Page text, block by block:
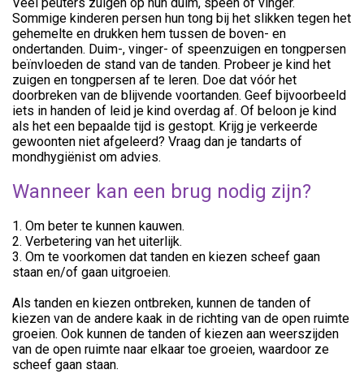
Sommige kinderen persen hun tong bij het slikken tegen het
gehemelte en drukken hem tussen de boven- en
ondertanden. Duim-, vinger- of speenzuigen en tongpersen
beïnvloeden de stand van de tanden. Probeer je kind het
zuigen en tongpersen af te leren. Doe dat vóór het
doorbreken van de blijvende voortanden. Geef bijvoorbeeld
iets in handen of leid je kind overdag af. Of beloon je kind
als het een bepaalde tijd is gestopt. Krijg je verkeerde
gewoonten niet afgeleerd? Vraag dan je tandarts of
mondhygiënist om advies.
Wanneer kan een brug nodig zijn?
1. Om beter te kunnen kauwen.
2. Verbetering van het uiterlijk.
3. Om te voorkomen dat tanden en kiezen scheef gaan
staan en/of gaan uitgroeien.
Als tanden en kiezen ontbreken, kunnen de tanden of
kiezen van de andere kaak in de richting van de open ruimte
groeien. Ook kunnen de tanden of kiezen aan weerszijden
van de open ruimte naar elkaar toe groeien, waardoor ze
scheef gaan staan.